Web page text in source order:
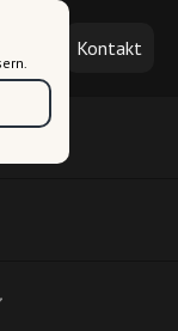
Kontakt